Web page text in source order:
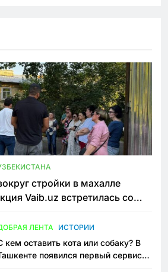
стройки в махалле
Vaib.uz встретилась со
ЛЕНТА ИСТОРИИ
кем оставить кота или собаку? В
появился первый сервис